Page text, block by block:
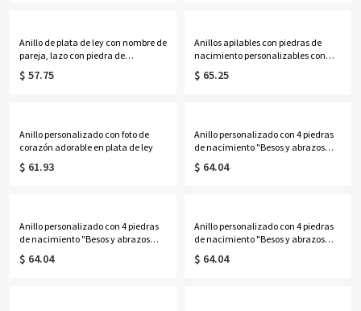
Anillo de plata de ley con nombre de
pareja, lazo con piedra de
nacimiento y corazón
personalizado
$ 57.75
Anillos apilables con piedras de
nacimiento personalizables con
nombres para madres en tamaños
de Reino Unido
$ 65.25
Anillo personalizado con foto de
corazón adorable en plata de ley
$ 61.93
Anillo personalizado con 4 piedras
de nacimiento "Besos y abrazos
XoXo" en plata de ley
$ 64.04
Anillo personalizado con 4 piedras
de nacimiento "Besos y abrazos
XoXo" chapado en oro
$ 64.04
Anillo personalizado con 4 piedras
de nacimiento "Besos y abrazos
XoXo" en oro rosa
$ 64.04